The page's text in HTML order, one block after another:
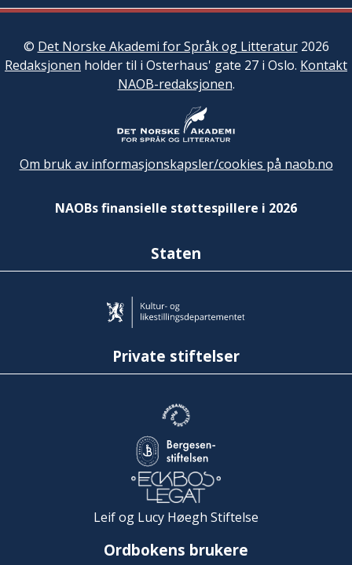
© Det Norske Akademi for Språk og Litteratur2026
Redaksjonen holder til i Osterhaus' gate 27 i Oslo. Kontakt
NAOB-redaksjonen.
Om bruk av informasjonskapsler/cookies på naob.no
NAOBs finansielle støttespillere i 2026
Staten
Private stiftelser
Leif og Lucy Høegh Stiftelse
Ordbokens brukere